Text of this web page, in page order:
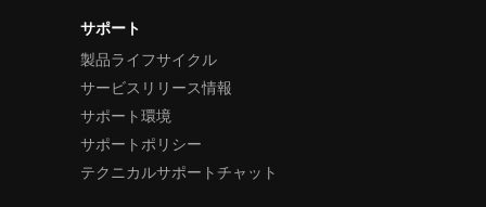
サポート
製品ライフサイクル
サービスリリース情報
サポート環境
サポートポリシー
テクニカルサポートチャット